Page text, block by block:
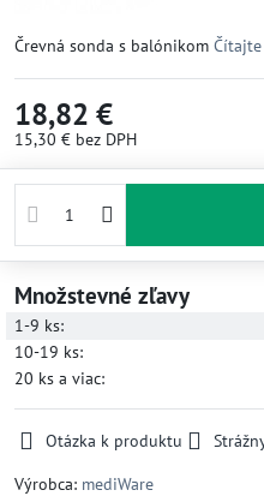
Črevná sonda s balónikom
18,82 €
15,30 € bez DPH
Množstevné zľavy
1-9 ks:
10-19 ks:
20 ks a viac:
Otázka k produktu
Výrobca: mediWare